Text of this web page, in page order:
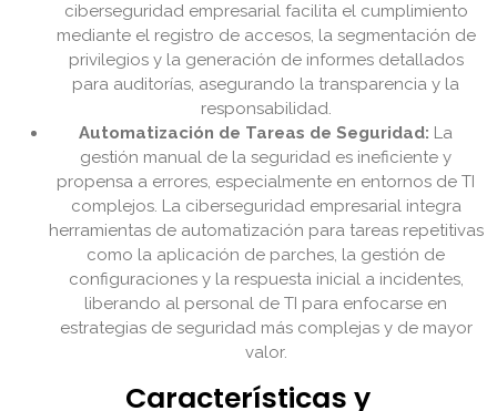
ciberseguridad empresarial facilita el cumplimiento
mediante el registro de accesos, la segmentación de
privilegios y la generación de informes detallados
para auditorías, asegurando la transparencia y la
responsabilidad.
Automatización de Tareas de Seguridad: La
gestión manual de la seguridad es ineficiente y
propensa a errores, especialmente en entornos de TI
complejos. La ciberseguridad empresarial integra
herramientas de automatización para tareas repetitivas
como la aplicación de parches, la gestión de
configuraciones y la respuesta inicial a incidentes,
liberando al personal de TI para enfocarse en
estrategias de seguridad más complejas y de mayor
valor.
Características y